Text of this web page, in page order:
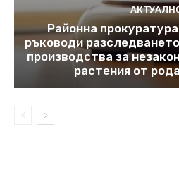
Районна
ръководи
производства за
растения от